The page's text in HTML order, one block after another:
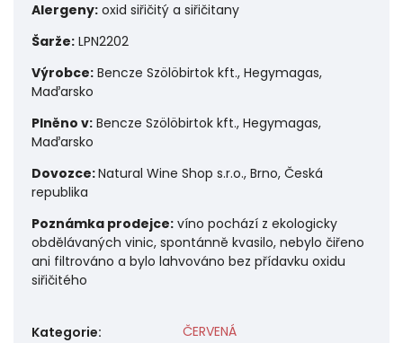
Alergeny: oxid siřičitý a siřičitany
Šarže: LPN2202
Výrobce: Bencze Szölöbirtok kft., Hegymagas,
Maďarsko
Plněno v: Bencze Szölöbirtok kft., Hegymagas,
Maďarsko
Dovozce:Natural Wine Shop s.r.o., Brno, Česká
republika
Poznámka prodejce: víno pochází z ekologicky
obdělávaných vinic, spontánně kvasilo, nebylo čiřeno
ani filtrováno a bylo lahvováno bez přídavku oxidu
siřičitého
Kategorie:
ČERVENÁ